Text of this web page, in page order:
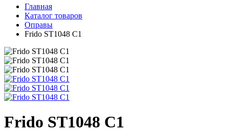
Главная
Каталог товаров
Оправы
Frido ST1048 С1
Frido ST1048 С1